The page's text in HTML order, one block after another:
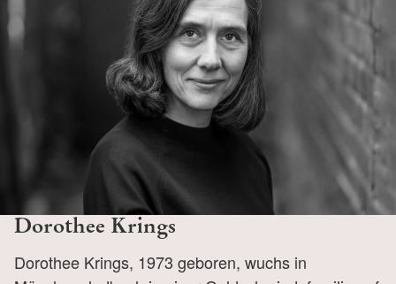
Dorothee Krings
Dorothee Krings, 1973 geboren, wuchs in